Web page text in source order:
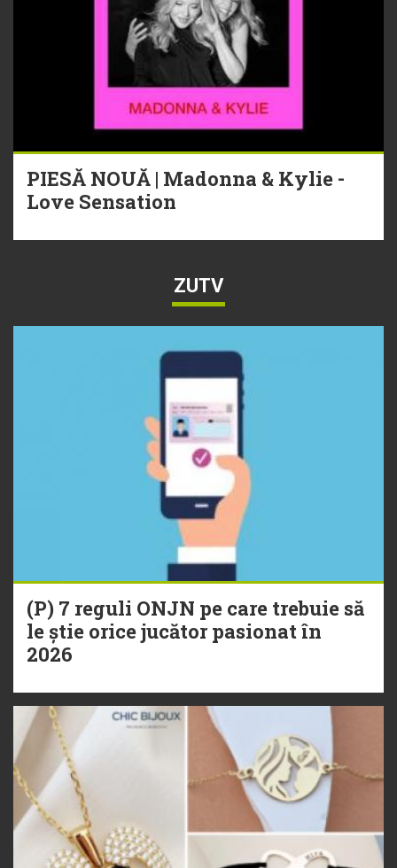
PIESĂ NOUĂ | Madonna & Kylie -
Love Sensation
ZUTV
(P) 7 reguli ONJN pe care trebuie să
le știe orice jucător pasionat în
2026